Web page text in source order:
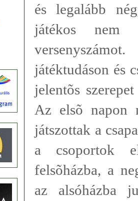
és legalább
játékos nem
játéktudáson és
jelentõs
Az elsõ napon
játszottak a
a csoportok
felsõházba, a
az alsóházba